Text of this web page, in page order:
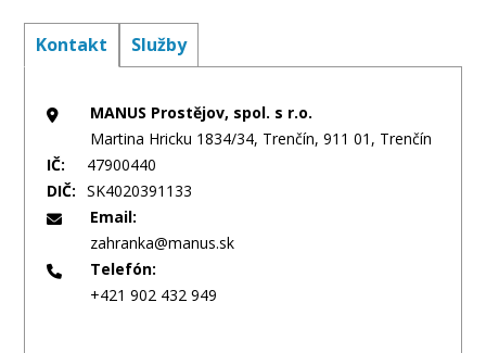
Kontakt Služby
MANUS Prostějov, spol. s r.o.
Martina Hricku 1834/34, Trenčín, 911 01, Trenčín
IČ:
47900440
DIČ:
SK4020391133
Email:
zahranka@manus.sk
Telefón:
+421 902 432 949